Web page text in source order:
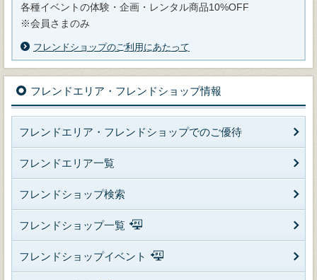
各種イベントの体験・企画・レンタル商品10%OFF
※会員さまのみ
フレンドショップのご利用にあたって
フレンドエリア・フレンドショップ情報
フレンドエリア・フレンドショップでのご優待
フレンドエリア一覧
フレンドショップ検索
フレンドショップ一覧
フレンドショップイベント